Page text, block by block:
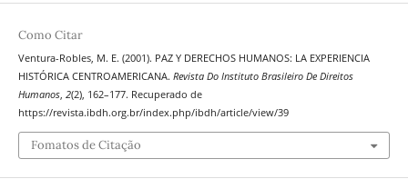
Como Citar
Ventura-Robles, M. E. (2001). PAZ Y DERECHOS HUMANOS: LA EXPERIENCIA
HISTÓRICA CENTROAMERICANA. Revista Do Instituto Brasileiro De Direitos
Humanos, 2(2), 162–177. Recuperado de
https://revista.ibdh.org.br/index.php/ibdh/article/view/39
Fomatos de Citação